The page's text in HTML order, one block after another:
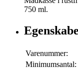
750 ml.
Varenummer:
Minimumsantal: